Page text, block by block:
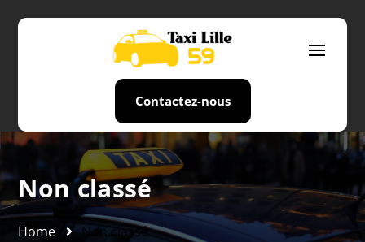
Contactez-nous
Non classé
Home Non classé